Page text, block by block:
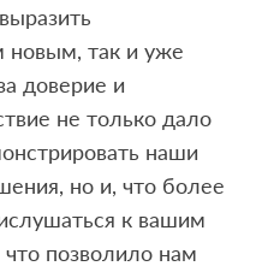
новым, так и уже
доверие и
не только дало
наши
но и, что более
к вашим
позволило нам